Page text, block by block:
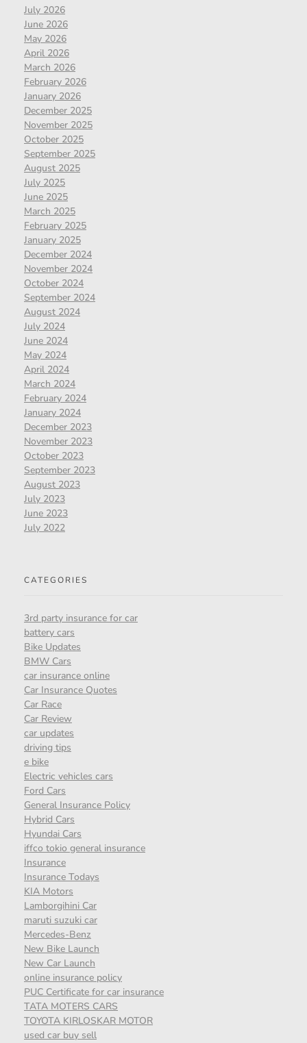
July 2026
June 2026
May 2026
April 2026
March 2026
February 2026
January 2026
December 2025
November 2025
October 2025
September 2025
August 2025
July 2025
June 2025
March 2025
February 2025
January 2025
December 2024
November 2024
October 2024
September 2024
August 2024
July 2024
June 2024
May 2024
April 2024
March 2024
February 2024
January 2024
December 2023
November 2023
October 2023
September 2023
August 2023
July 2023
June 2023
July 2022
CATEGORIES
3rd party insurance for car
battery cars
Bike Updates
BMW Cars
car insurance online
Car Insurance Quotes
Car Race
Car Review
car updates
driving tips
e bike
Electric vehicles cars
Ford Cars
General Insurance Policy
Hybrid Cars
Hyundai Cars
iffco tokio general insurance
Insurance
Insurance Todays
KIA Motors
Lamborgihini Car
maruti suzuki car
Mercedes-Benz
New Bike Launch
New Car Launch
online insurance policy
PUC Certificate for car insurance
TATA MOTERS CARS
TOYOTA KIRLOSKAR MOTOR
used car buy sell